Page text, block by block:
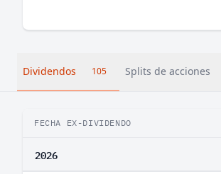
Dividendos 105 Splits de acciones
FECHA EX-DIVIDENDO
2026